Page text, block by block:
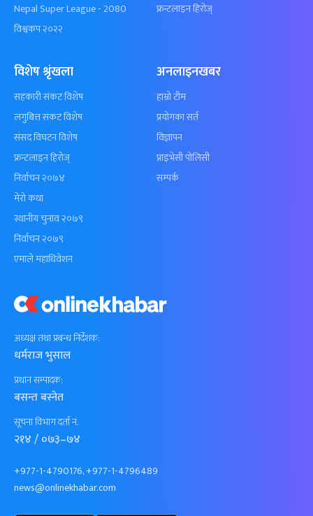
अध्यक्ष तथा प्रबन्ध निर्देशक:
धर्मराज भुसाल
प्रधान सम्पादक:
बसन्त बस्नेत
सूचना विभाग दर्ता नं.
२१४ / ०७३–७४
+977-1-4790176, +977-1-4796489
news@onlinekhabar.com
Nepal Super League - 2080
विश्वकप २०२२
फ्रन्टलाइन हिरोज्
विशेष श्रृंखला
सहकारी संकट विशेष
लगुबित्त संकट विशेष
संसद विघटन विशेष
फ्रन्टलाइन हिरोज्
निर्वाचन २०७४
मेरो कथा
स्थानीय चुनाव २०७९
निर्वाचन २०७९
एमाले महाधिवेशन
अनलाइनखबर
हाम्रो टीम
प्रयोगका सर्त
विज्ञापन
प्राइभेसी पोलिसी
सम्पर्क